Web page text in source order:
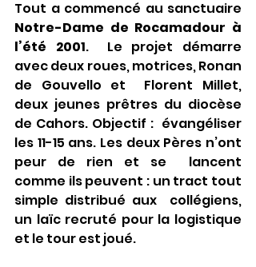
Notre-Dame de Rocamadour à
l’été 2001.  Le projet démarre
avec deux roues, motrices, Ronan
de Gouvello et  Florent Millet,
deux jeunes prêtres du diocèse
de Cahors. Objectif :  évangéliser
les 11-15 ans. Les deux Pères n’ont
peur de rien et se  lancent
comme ils peuvent : un tract tout
simple distribué aux  collégiens,
un laïc recruté pour la logistique
et le tour est joué.